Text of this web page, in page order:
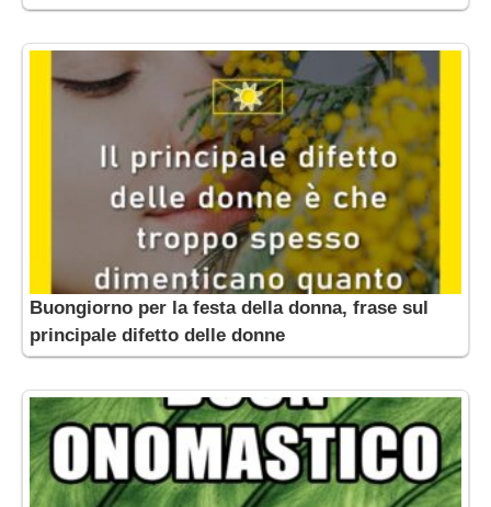
Buongiorno per la festa della donna, frase sul
principale difetto delle donne